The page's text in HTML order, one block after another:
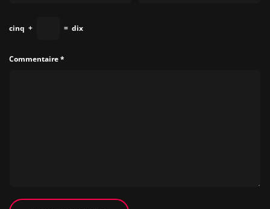
cinq + = dix
Commentaire*